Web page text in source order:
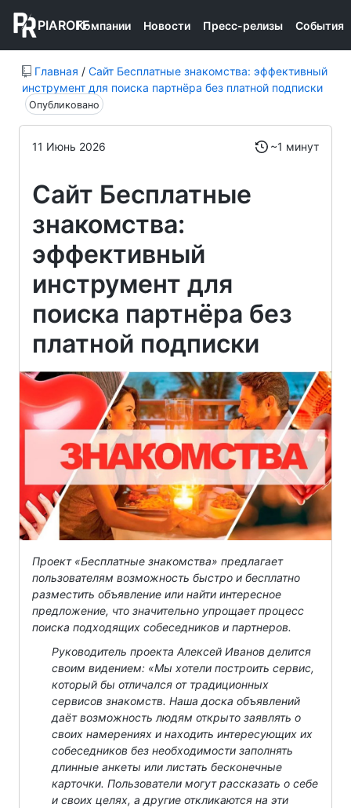
PIAROFFКомпании Новости Пресс-релизы События
Главная / Сайт Бесплатные знакомства: эффективный
инструмент для поиска партнёра без платной подписки
Опубликовано
11 Июнь 2026 ~1 минут
Сайт Бесплатные
знакомства:
эффективный
инструмент для
поиска партнёра без
платной подписки
Проект «Бесплатные знакомства» предлагает
пользователям возможность быстро и бесплатно
разместить объявление или найти интересное
предложение, что значительно упрощает процесс
поиска подходящих собеседников и партнеров.
Руководитель проекта Алексей Иванов делится
своим видением: «Мы хотели построить сервис,
который бы отличался от традиционных
сервисов знакомств. Наша доска объявлений
даёт возможность людям открыто заявлять о
своих намерениях и находить интересующих их
собеседников без необходимости заполнять
длинные анкеты или листать бесконечные
карточки. Пользователи могут рассказать о себе
и своих целях, а другие откликаются на эти